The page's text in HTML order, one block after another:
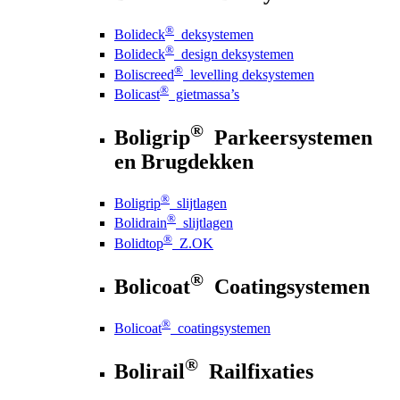
Bolideck® deksystemen
Bolideck® design deksystemen
Boliscreed® levelling deksystemen
Bolicast® gietmassa’s
Boligrip® Parkeersystemen
en Brugdekken
Boligrip® slijtlagen
Bolidrain® slijtlagen
Bolidtop® Z.OK
Bolicoat® Coatingsystemen
Bolicoat® coatingsystemen
Bolirail® Railfixaties